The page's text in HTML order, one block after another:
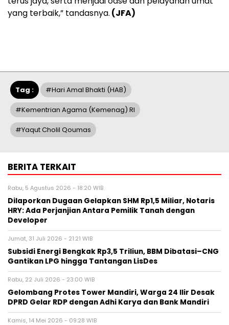
yang terbaik,” tandasnya. (JFA)
Tag : #Hari Amal Bhakti (HAB)
#Kementrian Agama (kemenag) RI
#Yaqut Cholil Qoumas
BERITA TERKAIT
Rabu, 5 Agustus 2026 - 18:20 WIB
Dilaporkan Dugaan Gelapkan SHM Rp1,5 Miliar, Notaris
HRY: Ada Perjanjian Antara Pemilik Tanah dengan
Developer
Jumat, 31 Juli 2026 - 21:21 WIB
Subsidi Energi Bengkak Rp3,5 Triliun, BBM Dibatasi–CNG
Gantikan LPG hingga Tantangan LisDes
Rabu, 22 Juli 2026 - 23:00 WIB
Gelombang Protes Tower Mandiri, Warga 24 Ilir Desak
DPRD Gelar RDP dengan Adhi Karya dan Bank Mandiri
Kamis, 14 Mei 2026 - 09:28 WIB